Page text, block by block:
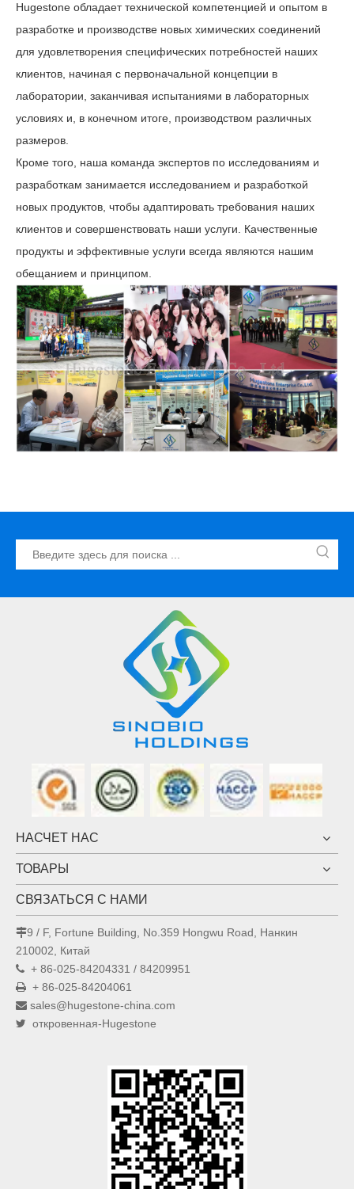
Hugestone обладает технической компетенцией и опытом в
разработке и производстве новых химических соединений
для удовлетворения специфических потребностей наших
клиентов, начиная с первоначальной концепции в
лаборатории, заканчивая испытаниями в лабораторных
условиях и, в конечном итоге, производством различных
размеров.
Кроме того, наша команда экспертов по исследованиям и
разработкам занимается исследованием и разработкой
новых продуктов, чтобы адаптировать требования наших
клиентов и совершенствовать наши услуги. Качественные
продукты и эффективные услуги всегда являются нашим
обещанием и принципом.
НАСЧЕТ НАС
ТОВАРЫ
СВЯЗАТЬСЯ С НАМИ
9 / F, Fortune Building, No.359 Hongwu Road, Нанкин
210002, Китай
 + 86-025-84204331 / 84209951
 + 86-025-84204061
 sales@hugestone-china.com
 откровенная-Hugestone